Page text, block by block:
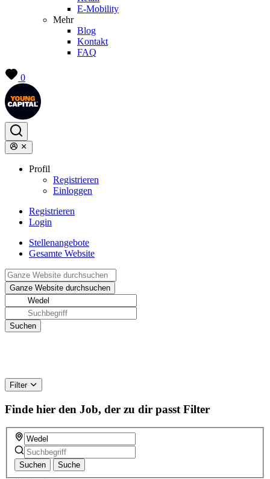
E-Mobility
Mehr
Blog
Kontakt
FAQ
0
Profil
Registrieren
Einloggen
Registrieren
Login
Stellenangebote
Gesamte Website
Filter
Finde hier den Job, der zu dir passt Filter
Suchen Suche